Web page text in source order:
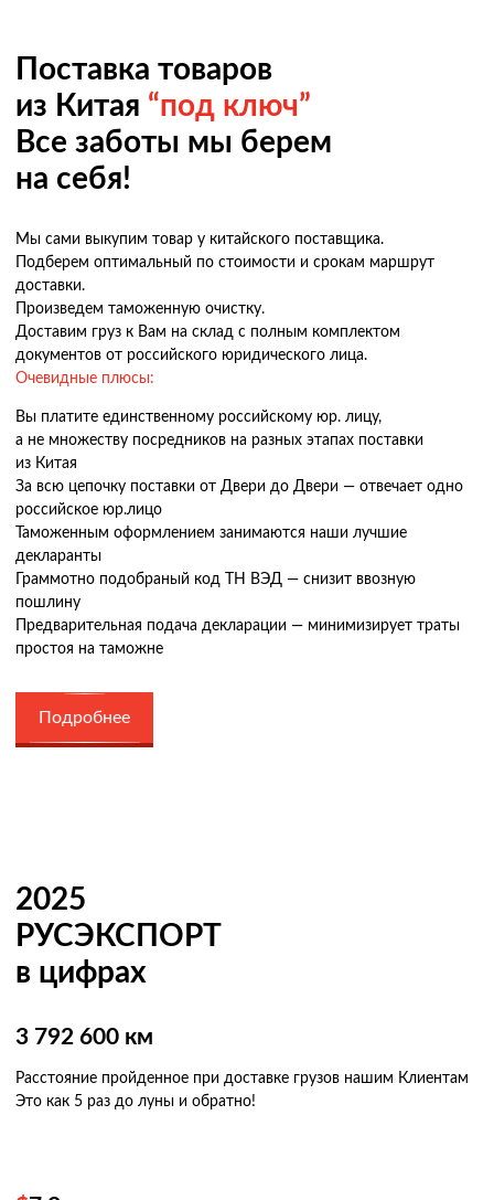
Поставка товаров
из Китая “под ключ”
Все заботы мы берем
на себя!
Мы сами выкупим товар у китайского поставщика.
Подберем оптимальный по стоимости и срокам маршрут
доставки.
Произведем таможенную очистку.
Доставим груз к Вам на склад с полным комплектом
документов от российского юридического лица.
Очевидные плюсы:
Вы платите единственному российскому юр. лицу,
а не множеству посредников на разных этапах поставки
из Китая
За всю цепочку поставки от Двери до Двери — отвечает одно
российское юр.лицо
Таможенным оформлением занимаются наши лучшие
декларанты
Граммотно подобраный код ТН ВЭД — снизит ввозную
пошлину
Предварительная подача декларации — минимизирует траты
простоя на таможне
Подробнее
2025
РУСЭКСПОРТ
в цифрах
3 792 600 км
Расстояние пройденное при доставке грузов нашим Клиентам
Это как 5 раз до луны и обратно!